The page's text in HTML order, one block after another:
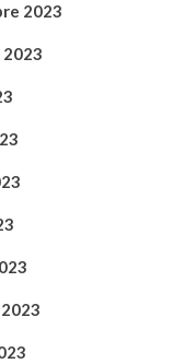
2023